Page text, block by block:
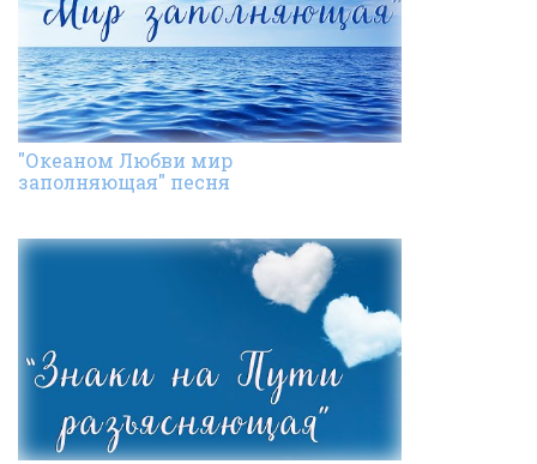
"Океаном Любви мир
заполняющая" песня